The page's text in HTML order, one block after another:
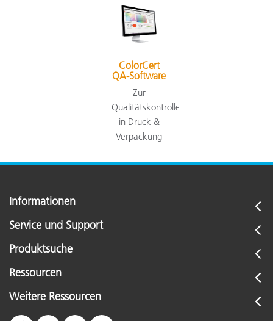
ColorCert
QA-Software
Zur
Qualitätskontrolle
in Druck &
Verpackung
Informationen
Service und Support
Produktsuche
Ressourcen
Weitere Ressourcen